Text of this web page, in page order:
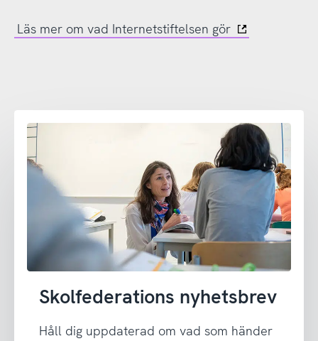
Läs mer om vad Internetstiftelsen gör
Skolfederations nyhetsbrev
Håll dig uppdaterad om vad som händer